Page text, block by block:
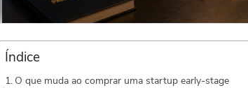
Índice
O que muda ao comprar uma startup early-stage